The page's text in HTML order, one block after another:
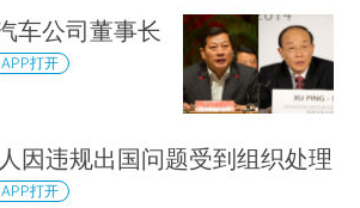
车公司董事长
APP打开
因违规出国问题受到组织处理
APP打开